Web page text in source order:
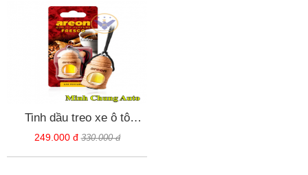
Tinh dầu treo xe ô tô
AREON Fresco hương
249.000 đ 330.000 đ